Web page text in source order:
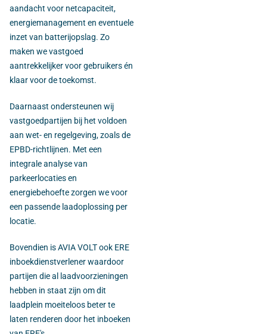
aandacht voor netcapaciteit,
energiemanagement en eventuele
inzet van batterijopslag. Zo
maken we vastgoed
aantrekkelijker voor gebruikers én
klaar voor de toekomst.
Daarnaast ondersteunen wij
vastgoedpartijen bij het voldoen
aan wet- en regelgeving, zoals de
EPBD-richtlijnen. Met een
integrale analyse van
parkeerlocaties en
energiebehoefte zorgen we voor
een passende laadoplossing per
locatie.
Bovendien is AVIA VOLT ook ERE
inboekdienstverlener waardoor
partijen die al laadvoorzieningen
hebben in staat zijn om dit
laadplein moeiteloos beter te
laten renderen door het inboeken